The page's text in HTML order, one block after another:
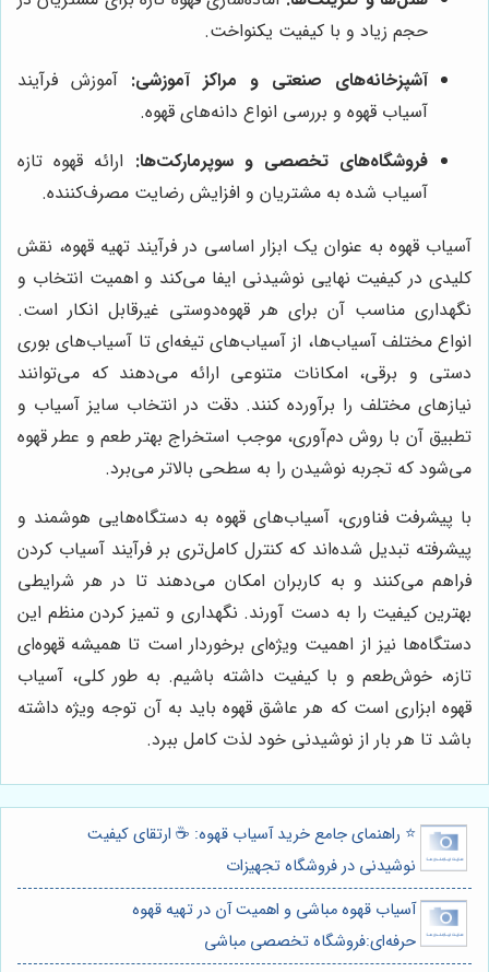
حجم زیاد و با کیفیت یکنواخت.
آشپزخانه‌های صنعتی و مراکز آموزشی: آموزش فرآیند
آسیاب قهوه و بررسی انواع دانه‌های قهوه.
فروشگاه‌های تخصصی و سوپرمارکت‌ها: ارائه قهوه تازه
آسیاب شده به مشتریان و افزایش رضایت مصرف‌کننده.
آسیاب قهوه به عنوان یک ابزار اساسی در فرآیند تهیه قهوه، نقش
کلیدی در کیفیت نهایی نوشیدنی ایفا می‌کند و اهمیت انتخاب و
نگهداری مناسب آن برای هر قهوه‌دوستی غیرقابل انکار است.
انواع مختلف آسیاب‌ها، از آسیاب‌های تیغه‌ای تا آسیاب‌های بوری
دستی و برقی، امکانات متنوعی ارائه می‌دهند که می‌توانند
نیازهای مختلف را برآورده کنند. دقت در انتخاب سایز آسیاب و
تطبیق آن با روش دم‌آوری، موجب استخراج بهتر طعم و عطر قهوه
می‌شود که تجربه نوشیدن را به سطحی بالاتر می‌برد.
با پیشرفت فناوری، آسیاب‌های قهوه به دستگاه‌هایی هوشمند و
پیشرفته تبدیل شده‌اند که کنترل کامل‌تری بر فرآیند آسیاب کردن
فراهم می‌کنند و به کاربران امکان می‌دهند تا در هر شرایطی
بهترین کیفیت را به دست آورند. نگهداری و تمیز کردن منظم این
دستگاه‌ها نیز از اهمیت ویژه‌ای برخوردار است تا همیشه قهوه‌ای
تازه، خوش‌طعم و با کیفیت داشته باشیم. به طور کلی، آسیاب
قهوه ابزاری است که هر عاشق قهوه باید به آن توجه ویژه داشته
باشد تا هر بار از نوشیدنی خود لذت کامل ببرد.
⭐️ راهنمای جامع خرید آسیاب قهوه: ☕️ ارتقای کیفیت
نوشیدنی در فروشگاه تجهیزات
آسیاب قهوه مباشی و اهمیت آن در تهیه قهوه
حرفه‌ای:فروشگاه تخصصی مباشی